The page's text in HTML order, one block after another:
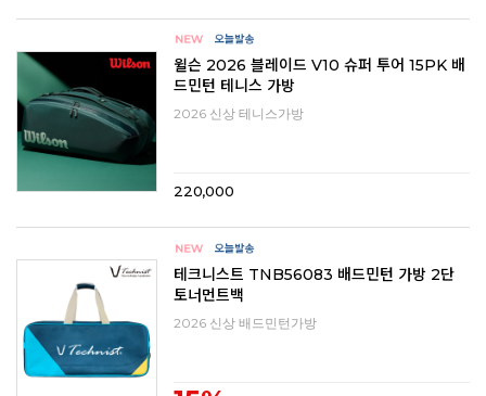
윌슨 2026 블레이드 V10 슈퍼 투어 15PK 배
드민턴 테니스 가방
2026 신상 테니스가방
220,000
테크니스트 TNB56083 배드민턴 가방 2단
토너먼트백
2026 신상 배드민턴가방